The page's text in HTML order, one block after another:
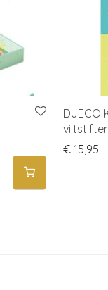
DJECO
€ 15,95